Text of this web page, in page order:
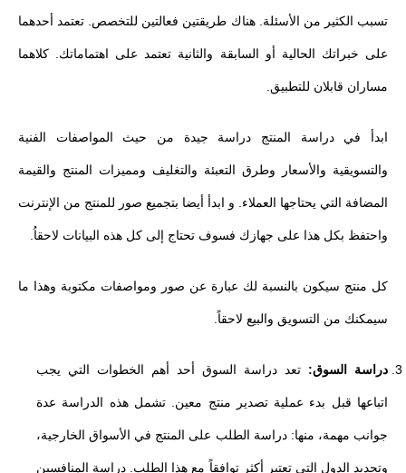
تسبب الكثير من الأسئلة. هناك طريقتين فعالتين للتخصص. تعتمد أحدهما
على خبراتك الحالية أو السابقة والثانية تعتمد على اهتماماتك. كلاهما
مساران قابلان للتطبيق.
ابدأ في دراسة المنتج دراسة جيدة من حيث المواصفات الفنية
والتسويقية والأسعار وطرق التعبئة والتغليف ومميزات المنتج والقيمة
المضافة التي يحتاجها العملاء. و ابدأ أيضا بتجميع صور للمنتج من الإنترنت
واحتفظ بكل هذا على جهازك فسوف تحتاج إلى كل هذه البيانات لاحقاُ.
كل منتج سيكون بالنسبة لك عبارة عن صور ومواصفات مكتوبة وهذا ما
سيمكنك من التسويق والبيع لاحقاً.
دراسة السوق: تعد دراسة السوق أحد أهم الخطوات التي يجب
اتباعها قبل بدء عملية تصدير منتج معين. تشمل هذه الدراسة عدة
جوانب مهمة، منها: دراسة الطلب على المنتج في الأسواق الخارجية،
وتحديد الدول التي تعتبر أكثر توافقاً مع هذا الطلب. دراسة المنافسين